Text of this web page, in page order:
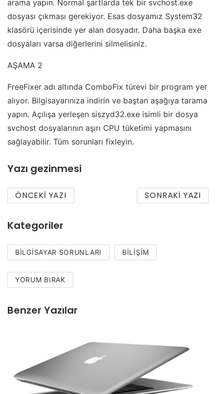
arama yapın. Normal şartlarda tek bir svchost.exe
dosyası çıkması gerekiyor. Esas dosyamız System32
klasörü içerisinde yer alan dosyadır. Daha başka exe
dosyaları varsa diğerlerini silmelisiniz.
AŞAMA 2
FreeFixer adı altında ComboFix türevi bir program yer
alıyor. Bilgisayarınıza indirin ve baştan aşağıya tarama
yapın. Açılışa yerleşen siszyd32.exe isimli bir dosya
svchost dosyalarının aşırı CPU tüketimi yapmasını
sağlayabilir. Tüm sorunları fixleyin.
Yazı gezinmesi
ÖNCEKI YAZI SONRAKI YAZI
Kategoriler
BILGISAYAR SORUNLARI BILIŞIM
YORUM BIRAK
Benzer Yazılar